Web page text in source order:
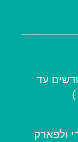
מגיל 11 חודשים עד
ולפארק